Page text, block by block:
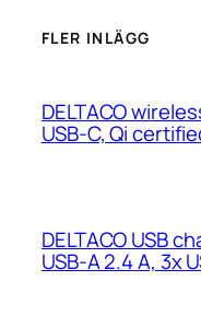
FLER INLÄGG
DELTACO
USB-C, Qi
DELTACO USB
USB-A 2.4 A, 3x